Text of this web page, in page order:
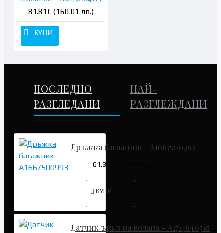
81.81€ (160.01 лв.)
КУПИ
ПОСЛЕДНО
РАЗГЛЕДАНИ
НАЙ-
РАЗГЛЕЖДАНИ
Дръжка багажник - A1667500993
61.36€ (120.01 лв.)
КУПИ
Датчик ъгъл на волана - A1714640518